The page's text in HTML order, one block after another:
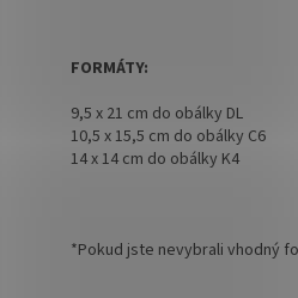
FORMÁTY:
9,5 x 21 cm do obálky DL
10,5 x 15,5 cm do obálky C6
14 x 14 cm do obálky K4
*Pokud jste nevybrali vhodný